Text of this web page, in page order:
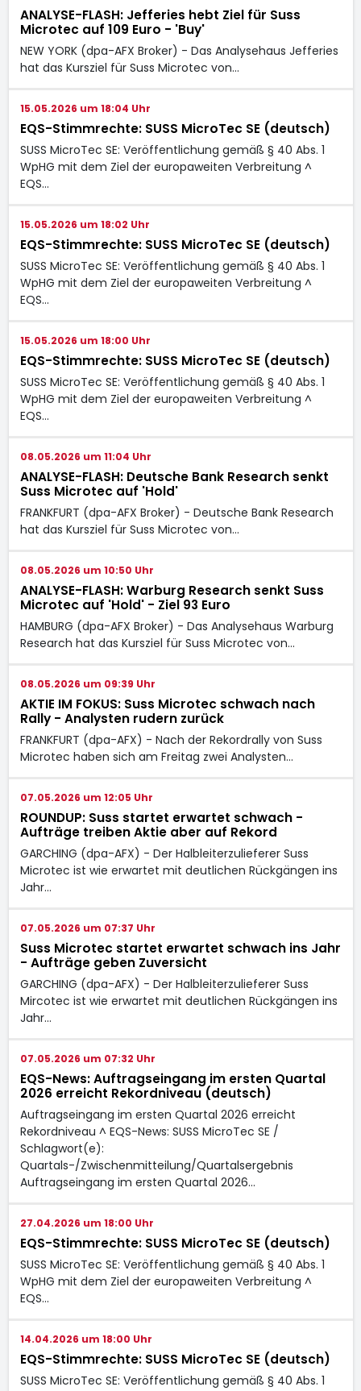
ANALYSE-FLASH: Jefferies hebt Ziel für Suss
Microtec auf 109 Euro - 'Buy'
NEW YORK (dpa-AFX Broker) - Das Analysehaus Jefferies
hat das Kursziel für Suss Microtec von…
15.05.2026 um 18:04 Uhr
EQS-Stimmrechte: SUSS MicroTec SE (deutsch)
SUSS MicroTec SE: Veröffentlichung gemäß § 40 Abs. 1
WpHG mit dem Ziel der europaweiten Verbreitung ^
EQS…
15.05.2026 um 18:02 Uhr
EQS-Stimmrechte: SUSS MicroTec SE (deutsch)
SUSS MicroTec SE: Veröffentlichung gemäß § 40 Abs. 1
WpHG mit dem Ziel der europaweiten Verbreitung ^
EQS…
15.05.2026 um 18:00 Uhr
EQS-Stimmrechte: SUSS MicroTec SE (deutsch)
SUSS MicroTec SE: Veröffentlichung gemäß § 40 Abs. 1
WpHG mit dem Ziel der europaweiten Verbreitung ^
EQS…
08.05.2026 um 11:04 Uhr
ANALYSE-FLASH: Deutsche Bank Research senkt
Suss Microtec auf 'Hold'
FRANKFURT (dpa-AFX Broker) - Deutsche Bank Research
hat das Kursziel für Suss Microtec von…
08.05.2026 um 10:50 Uhr
ANALYSE-FLASH: Warburg Research senkt Suss
Microtec auf 'Hold' - Ziel 93 Euro
HAMBURG (dpa-AFX Broker) - Das Analysehaus Warburg
Research hat das Kursziel für Suss Microtec von…
08.05.2026 um 09:39 Uhr
AKTIE IM FOKUS: Suss Microtec schwach nach
Rally - Analysten rudern zurück
FRANKFURT (dpa-AFX) - Nach der Rekordrally von Suss
Microtec haben sich am Freitag zwei Analysten…
07.05.2026 um 12:05 Uhr
ROUNDUP: Suss startet erwartet schwach -
Aufträge treiben Aktie aber auf Rekord
GARCHING (dpa-AFX) - Der Halbleiterzulieferer Suss
Microtec ist wie erwartet mit deutlichen Rückgängen ins
Jahr…
07.05.2026 um 07:37 Uhr
Suss Microtec startet erwartet schwach ins Jahr
- Aufträge geben Zuversicht
GARCHING (dpa-AFX) - Der Halbleiterzulieferer Suss
Mircotec ist wie erwartet mit deutlichen Rückgängen ins
Jahr…
07.05.2026 um 07:32 Uhr
EQS-News: Auftragseingang im ersten Quartal
2026 erreicht Rekordniveau (deutsch)
Auftragseingang im ersten Quartal 2026 erreicht
Rekordniveau ^ EQS-News: SUSS MicroTec SE /
Schlagwort(e):
Quartals-/Zwischenmitteilung/Quartalsergebnis
Auftragseingang im ersten Quartal 2026…
27.04.2026 um 18:00 Uhr
EQS-Stimmrechte: SUSS MicroTec SE (deutsch)
SUSS MicroTec SE: Veröffentlichung gemäß § 40 Abs. 1
WpHG mit dem Ziel der europaweiten Verbreitung ^
EQS…
14.04.2026 um 18:00 Uhr
EQS-Stimmrechte: SUSS MicroTec SE (deutsch)
SUSS MicroTec SE: Veröffentlichung gemäß § 40 Abs. 1